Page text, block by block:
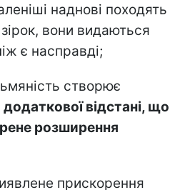
наднові походять
вони видаються
є насправді;
створює
відстані, що
розширення
прискорення